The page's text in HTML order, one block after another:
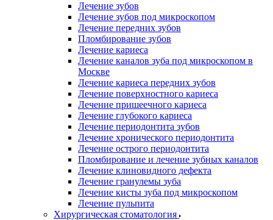
Лечение зубов
Лечение зубов под микроскопом
Лечение передних зубов
Пломбирование зубов
Лечение кариеса
Лечение каналов зуба под микроскопом в
Москве
Лечение кариеса передних зубов
Лечение поверхностного кариеса
Лечение пришеечного кариеса
Лечение глубокого кариеса
Лечение периодонтита зубов
Лечение хронического периодонтита
Лечение острого периодонтита
Пломбирование и лечение зубных каналов
Лечение клиновидного дефекта
Лечение гранулемы зуба
Лечение кисты зуба под микроскопом
Лечение пульпита
Хирургическая стоматология